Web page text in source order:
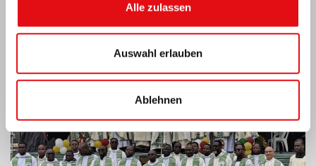
Alle zulassen
Auswahl erlauben
Ablehnen